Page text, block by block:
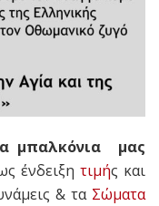
μπαλκόνια μας
ένδειξη τιμής και
& τα Σώματα